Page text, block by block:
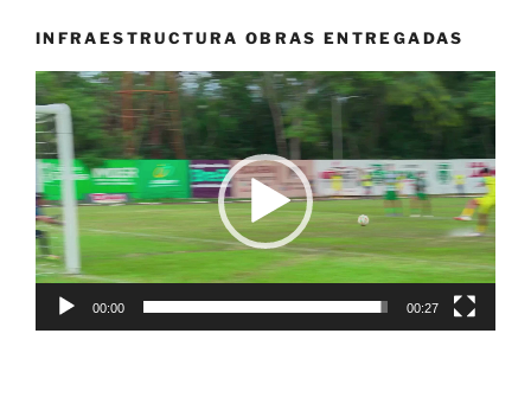
tiendas
pequeños
comercios»
INFRAESTRUCTURA OBRAS ENTREGADAS
Reproductor
de
vídeo
00:00 00:27